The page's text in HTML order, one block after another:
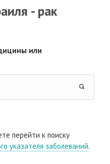
- рак
или
перейти к поиску
указателя заболеваний.